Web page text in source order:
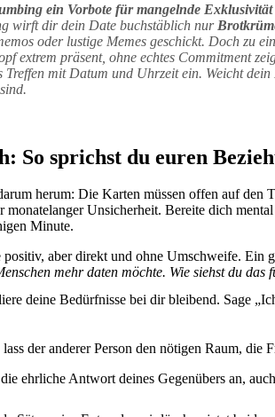
ein Vorbote für mangelnde Exklusivität
wirft dir dein Date buchstäblich nur
oder lustige Memes geschickt. Doch zu
extrem präsent, ohne echtes Commitment
Treffen mit Datum und Uhrzeit ein. Weicht
So sprichst du euren
herum: Die Karten müssen offen auf den
Unsicherheit. Bereite dich
Minute.
positiv, aber direkt und ohne Umschweife. Ein
mehr daten möchte. Wie siehst du das
deine Bedürfnisse bei dir bleibend. Sage
der anderer Person den nötigen Raum, die
ehrliche Antwort deines Gegenübers an,